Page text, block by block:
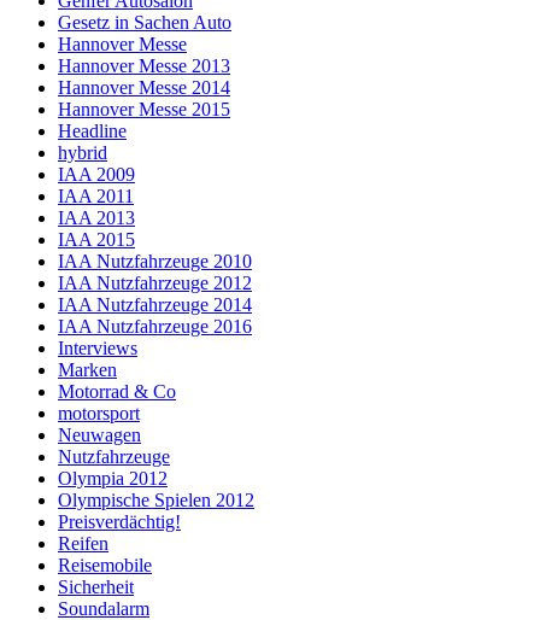
Gesetz in Sachen Auto
Hannover Messe
Hannover Messe 2013
Hannover Messe 2014
Hannover Messe 2015
Headline
hybrid
IAA 2009
IAA 2011
IAA 2013
IAA 2015
IAA Nutzfahrzeuge 2010
IAA Nutzfahrzeuge 2012
IAA Nutzfahrzeuge 2014
IAA Nutzfahrzeuge 2016
Interviews
Marken
Motorrad & Co
motorsport
Neuwagen
Nutzfahrzeuge
Olympia 2012
Olympische Spielen 2012
Preisverdächtig!
Reifen
Reisemobile
Sicherheit
Soundalarm